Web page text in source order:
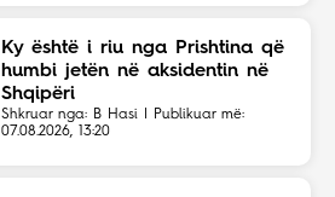
Ky është i riu nga Prishtina që
humbi jetën në aksidentin në
Shqipëri
Shkruar nga: B Hasi | Publikuar më:
07.08.2026, 13:20